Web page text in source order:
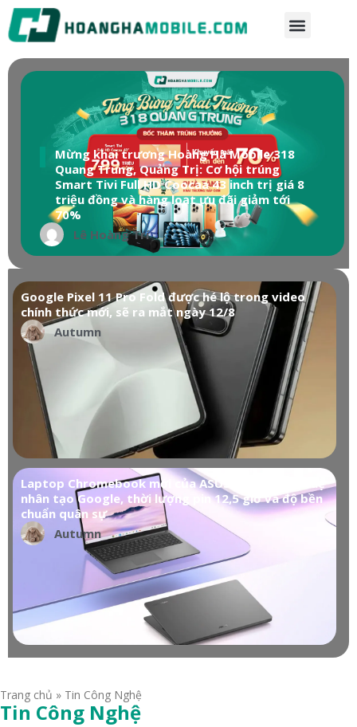
Mừng khai trương Hoàng Hà Mobile 318
Quang Trung, Quảng Trị: Cơ hội trúng
Smart Tivi Full HD Coocaa 43 inch trị giá 8
triệu đồng và hàng loạt ưu đãi giảm tới
70%
Lê Hoàng Trí
Google Pixel 11 Pro Fold được hé lộ trong video
chính thức mới, sẽ ra mắt ngày 12/8
Autumn
Laptop Chromebook mới của ASUS tích hợp trí tuệ
nhân tạo Google, thời lượng pin 12,5 giờ và độ bền
chuẩn quân sự
Autumn
Trang chủ » Tin Công Nghệ
Tin Công Nghệ